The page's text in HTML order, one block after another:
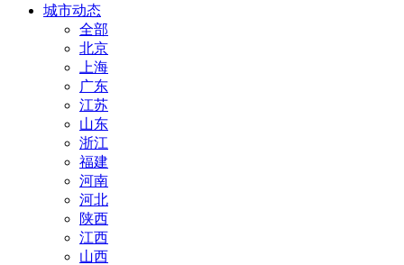
城市动态
全部
北京
上海
广东
江苏
山东
浙江
福建
河南
河北
陕西
江西
山西